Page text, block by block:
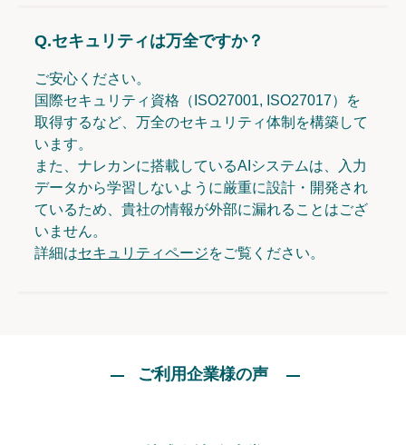
Q.セキュリティは万全ですか？
ご安心ください。
国際セキュリティ資格（ISO27001, ISO27017）を
取得するなど、万全のセキュリティ体制を構築して
います。
また、ナレカンに搭載しているAIシステムは、入力
データから学習しないように厳重に設計・開発され
ているため、貴社の情報が外部に漏れることはござ
いません。
詳細はセキュリティページをご覧ください。
ご利用企業様の声